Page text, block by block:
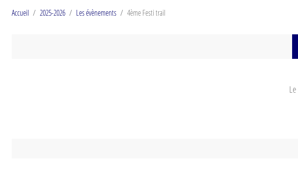
Accueil 2025-2026 Les évènements 4ème Festi trail
Le